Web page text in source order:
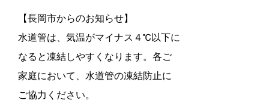
【長岡市からのお知らせ】
水道管は、気温がマイナス４℃以下に
なると凍結しやすくなります。各ご
家庭において、水道管の凍結防止に
ご協力ください。